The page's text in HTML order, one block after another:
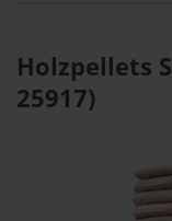
Holzpellets
25917)